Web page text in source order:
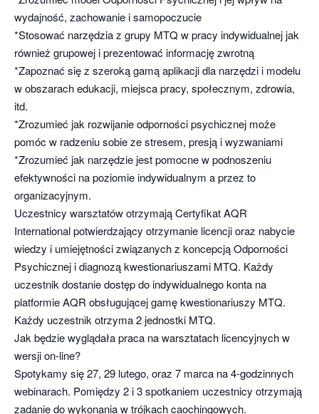
wydajność, zachowanie i samopoczucie
*Stosować narzędzia z grupy MTQ w pracy indywidualnej jak
również grupowej i prezentować informację zwrotną
*Zapoznać się z szeroką gamą aplikacji dla narzędzi i modelu
w obszarach edukacji, miejsca pracy, społecznym, zdrowia,
itd.
*Zrozumieć jak rozwijanie odporności psychicznej może
pomóc w radzeniu sobie ze stresem, presją i wyzwaniami
*Zrozumieć jak narzędzie jest pomocne w podnoszeniu
efektywności na poziomie indywidualnym a przez to
organizacyjnym.
Uczestnicy warsztatów otrzymają Certyfikat AQR
International potwierdzający otrzymanie licencji oraz nabycie
wiedzy i umiejętności związanych z koncepcją Odporności
Psychicznej i diagnozą kwestionariuszami MTQ. Każdy
uczestnik dostanie dostęp do indywidualnego konta na
platformie AQR obsługującej gamę kwestionariuszy MTQ.
Każdy uczestnik otrzyma 2 jednostki MTQ.
Jak będzie wyglądała praca na warsztatach licencyjnych w
wersji on-line?
Spotykamy się 27, 29 lutego, oraz 7 marca na 4-godzinnych
webinarach. Pomiędzy 2 i 3 spotkaniem uczestnicy otrzymają
zadanie do wykonania w trójkach caochingowych.